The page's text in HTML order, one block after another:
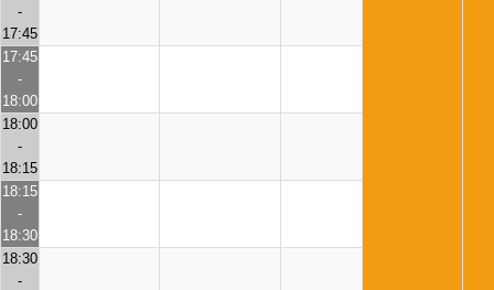
-
17:45
17:45
-
18:00
18:00
-
18:15
18:15
-
18:30
18:30
-